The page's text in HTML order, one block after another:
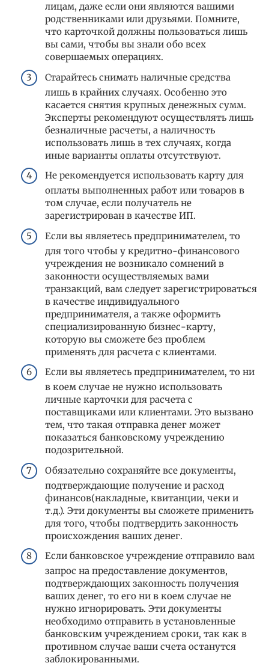
лицам, даже если они являются вашими
родственниками или друзьями. Помните,
что карточкой должны пользоваться лишь
вы сами, чтобы вы знали обо всех
совершаемых операциях.
Старайтесь снимать наличные средства
лишь в крайних случаях. Особенно это
касается снятия крупных денежных сумм.
Эксперты рекомендуют осуществлять лишь
безналичные расчеты, а наличность
использовать лишь в тех случаях, когда
иные варианты оплаты отсутствуют.
Не рекомендуется использовать карту для
оплаты выполненных работ или товаров в
том случае, если получатель не
зарегистрирован в качестве ИП.
Если вы являетесь предпринимателем, то
для того чтобы у кредитно-финансового
учреждения не возникало сомнений в
законности осуществляемых вами
транзакций, вам следует зарегистрироваться
в качестве индивидуального
предпринимателя, а также оформить
специализированную бизнес-карту,
которую вы сможете без проблем
применять для расчета с клиентами.
Если вы являетесь предпринимателем, то ни
в коем случае не нужно использовать
личные карточки для расчета с
поставщиками или клиентами. Это вызвано
тем, что такая отправка денег может
показаться банковскому учреждению
подозрительной.
Обязательно сохраняйте все документы,
подтверждающие получение и расход
финансов(накладные, квитанции, чеки и
т.д.). Эти документы вы сможете применить
для того, чтобы подтвердить законность
происхождения ваших денег.
Если банковское учреждение отправило вам
запрос на предоставление документов,
подтверждающих законность получения
ваших денег, то его ни в коем случае не
нужно игнорировать. Эти документы
необходимо отправить в установленные
банковским учреждением сроки, так как в
противном случае ваши счета останутся
заблокированными.